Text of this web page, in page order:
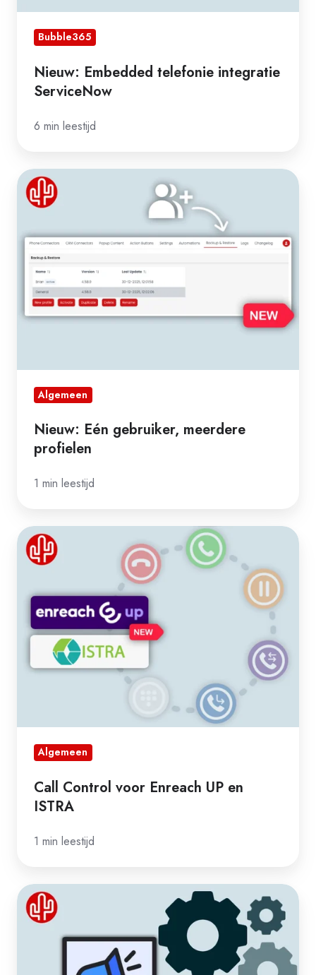
Bubble365
Nieuw: Embedded telefonie integratie
ServiceNow
6 min leestijd
Nieuw:
Eén
meerdere
profielen
Algemeen
Nieuw: Eén gebruiker, meerdere
profielen
1 min leestijd
Call
Control
Enreach
en
Algemeen
Call Control voor Enreach UP en
ISTRA
1 min leestijd
Maandupdate
December